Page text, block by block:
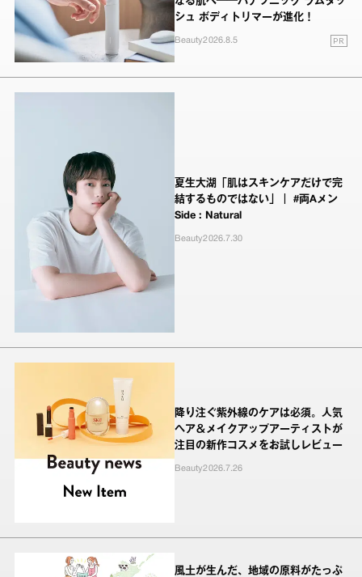
シュ ボディトリマーが進化！
Beauty2026.8.5 PR
夏生大湖「肌はスキンケアだけで完
結するものではない」｜ #両Aメン
Side : Natural
Beauty2026.7.30
降り注ぐ紫外線のケアは必須。人気
ヘア＆メイクアップアーティストが
注目の新作コスメをお試しレビュー
Beauty2026.7.26
風土が生んだ、地域の原料がたっぷ